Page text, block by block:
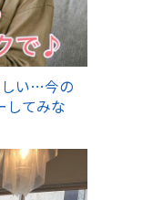
しい…今の
してみな